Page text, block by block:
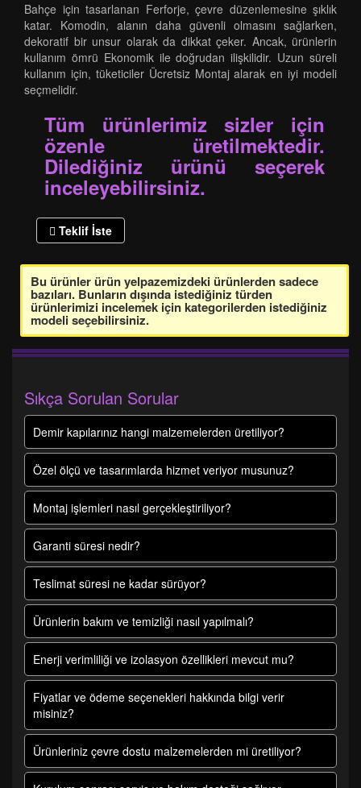
Bahçe için tasarlanan Ferforje, çevre düzenlemesine şıklık
katar. Komodin, alanın daha güvenli olmasını sağlarken,
dekoratif bir unsur olarak da dikkat çeker. Ancak, ürünlerin
kullanım ömrü Ekonomik ile doğrudan ilişkilidir. Uzun süreli
kullanım için, tüketiciler Ücretsiz Montaj alarak en iyi modeli
seçmelidir.
Tüm ürünlerimiz sizler için
özenle üretilmektedir.
Dilediğiniz ürünü seçerek
inceleyebilirsiniz.
Teklif İste
Bu ürünler ürün yelpazemizdeki ürünlerden sadece
bazıları. Bunların dışında istediğiniz türden
ürünlerimizi incelemek için kategorilerden istediğiniz
modeli seçebilirsiniz.
Sıkça Sorulan Sorular
Demir kapılarınız hangi malzemelerden üretiliyor?
Özel ölçü ve tasarımlarda hizmet veriyor musunuz?
Montaj işlemleri nasıl gerçekleştiriliyor?
Garanti süresi nedir?
Teslimat süresi ne kadar sürüyor?
Ürünlerin bakım ve temizliği nasıl yapılmalı?
Enerji verimliliği ve izolasyon özellikleri mevcut mu?
Fiyatlar ve ödeme seçenekleri hakkında bilgi verir
misiniz?
Ürünleriniz çevre dostu malzemelerden mi üretiliyor?